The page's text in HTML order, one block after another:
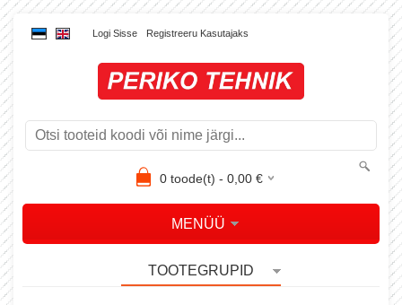
Logi Sisse Registreeru Kasutajaks
0toode(t) - 0,00€
MENÜÜ
TOOTEGRUPID